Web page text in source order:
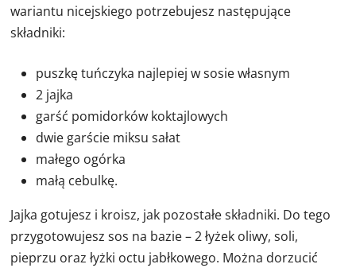
wariantu nicejskiego potrzebujesz następujące
składniki:
puszkę tuńczyka najlepiej w sosie własnym
2 jajka
garść pomidorków koktajlowych
dwie garście miksu sałat
małego ogórka
małą cebulkę.
Jajka gotujesz i kroisz, jak pozostałe składniki. Do tego
przygotowujesz sos na bazie – 2 łyżek oliwy, soli,
pieprzu oraz łyżki octu jabłkowego. Można dorzucić